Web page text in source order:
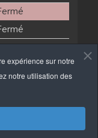
expérience sur notre
notre utilisation des